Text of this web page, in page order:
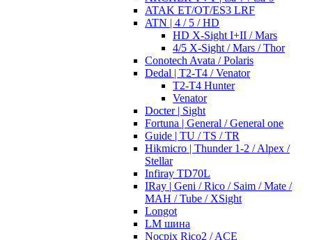
ATAK ET/OT/ES3 LRF
ATN | 4 / 5 / HD
HD X-Sight I+II / Mars
4/5 X-Sight / Mars / Thor
Conotech Avata / Polaris
Dedal | T2-T4 / Venator
T2-T4 Hunter
Venator
Docter | Sight
Fortuna | General / General one
Guide | TU / TS / TR
Hikmicro | Thunder 1-2 / Alpex /
Stellar
Infiray TD70L
IRay | Geni / Rico / Saim / Mate /
MAH / Tube / XSight
Longot
LM шина
Nocpix Rico2 / ACE